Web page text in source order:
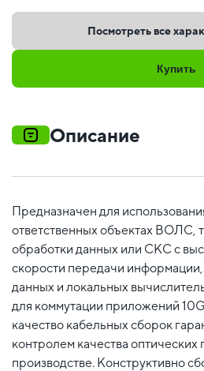
Посмотреть все
Купить
Описание
Предназначен для
ответственных объектах ВОЛС,
обработки данных или СКС с
скорости передачи информации,
данных и локальных
для коммутации приложений
качество кабельных сборок
контролем качества
производстве. Конструктивно